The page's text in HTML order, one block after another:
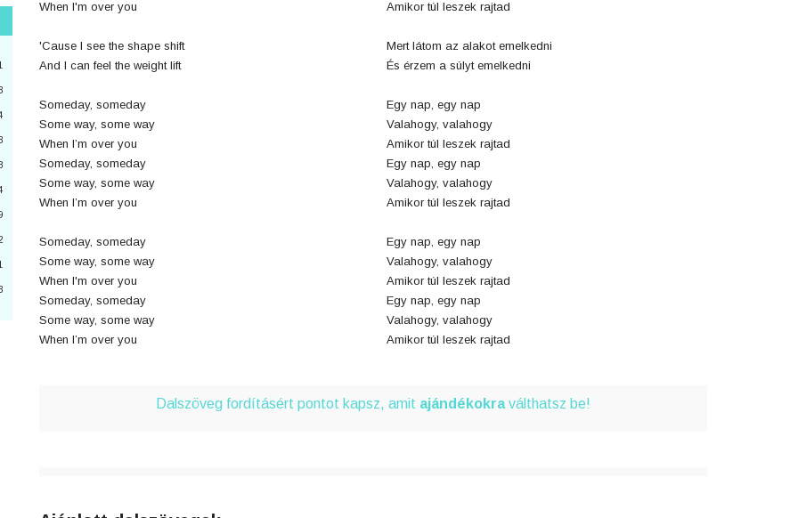
When I'm over you
'Cause I see the shape shift
And I can feel the weight lift
Someday, someday
Some way, some way
When I’m over you
Someday, someday
Some way, some way
When I’m over you
Someday, someday
Some way, some way
When I'm over you
Someday, someday
Some way, some way
When I’m over you
Amikor túl leszek rajtad
Mert látom az alakot emelkedni
És érzem a súlyt emelkedni
Egy nap, egy nap
Valahogy, valahogy
Amikor túl leszek rajtad
Egy nap, egy nap
Valahogy, valahogy
Amikor túl leszek rajtad
Egy nap, egy nap
Valahogy, valahogy
Amikor túl leszek rajtad
Egy nap, egy nap
Valahogy, valahogy
Amikor túl leszek rajtad
Dalszöveg fordításért pontot kapsz, amit ajándékokraválthatsz be!